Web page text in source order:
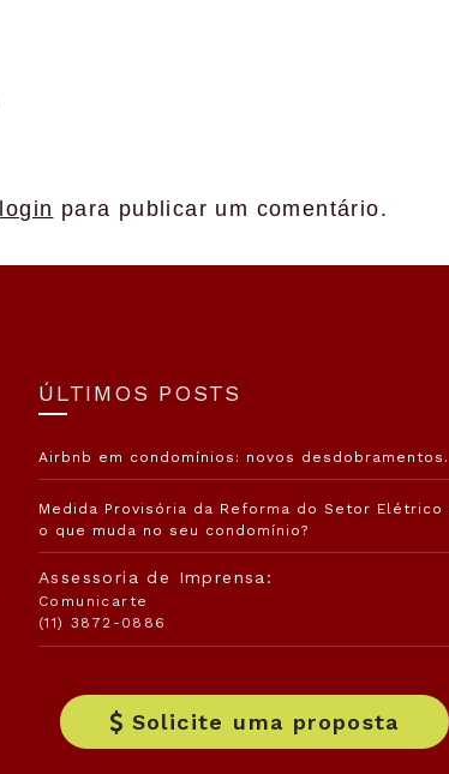
login para publicar um comentário.
ÚLTIMOS POSTS
Airbnb em condomínios: novos desdobramentos.
Medida Provisória da Reforma do Setor Elétrico
o que muda no seu condomínio?
Assessoria de Imprensa:
Comunicarte
(11) 3872-0886
Solicite uma proposta